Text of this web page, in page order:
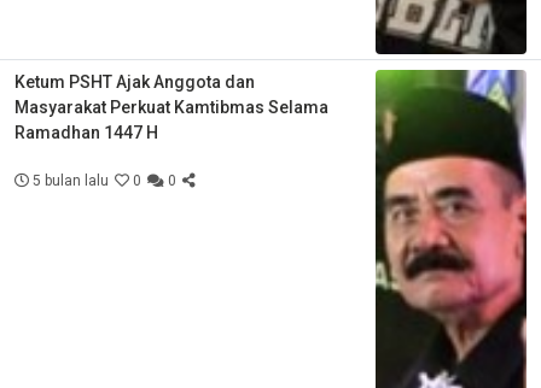
Ketum PSHT Ajak Anggota dan
Masyarakat Perkuat Kamtibmas Selama
Ramadhan 1447 H
5 bulan lalu 0 0